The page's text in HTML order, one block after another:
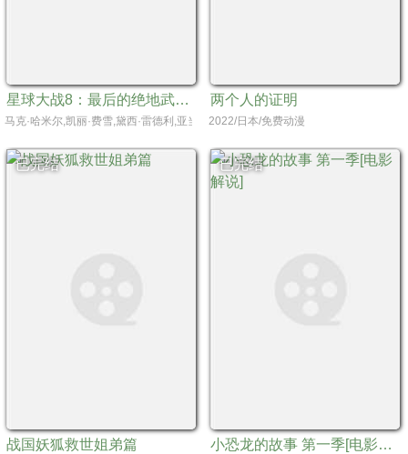
星球大战8：最后的绝地武士[电影解说]
马克·哈米尔,凯丽·费雪,黛西·雷德利,亚当·德赖弗,约翰·博耶加,奥斯卡·伊萨克,安迪
两个人的证明
2022/日本/免费动漫
已完结
战国妖狐救世姐弟篇
已完结
小恐龙的故事 第一季[电影解说]